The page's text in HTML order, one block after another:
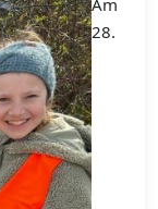
Am
28.